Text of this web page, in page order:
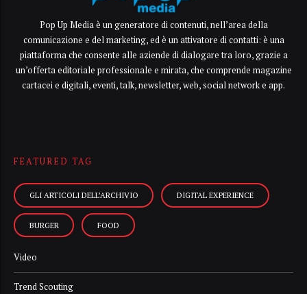
Pop Up Media è un generatore di contenuti, nell’area della
comunicazione e del marketing, ed è un attivatore di contatti: è una
piattaforma che consente alle aziende di dialogare tra loro, grazie a
un’offerta editoriale professionale e mirata, che comprende magazine
cartacei e digitali, eventi, talk, newsletter, web, social network e app.
FEATURED TAG
GLI ARTICOLI DELL’ARCHIVIO DIGITAL EXPERIENCE
BURGER FOOD
Video
Trend Scouting